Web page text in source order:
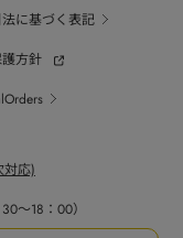
に基づく表記
方針
応)
～18：00）